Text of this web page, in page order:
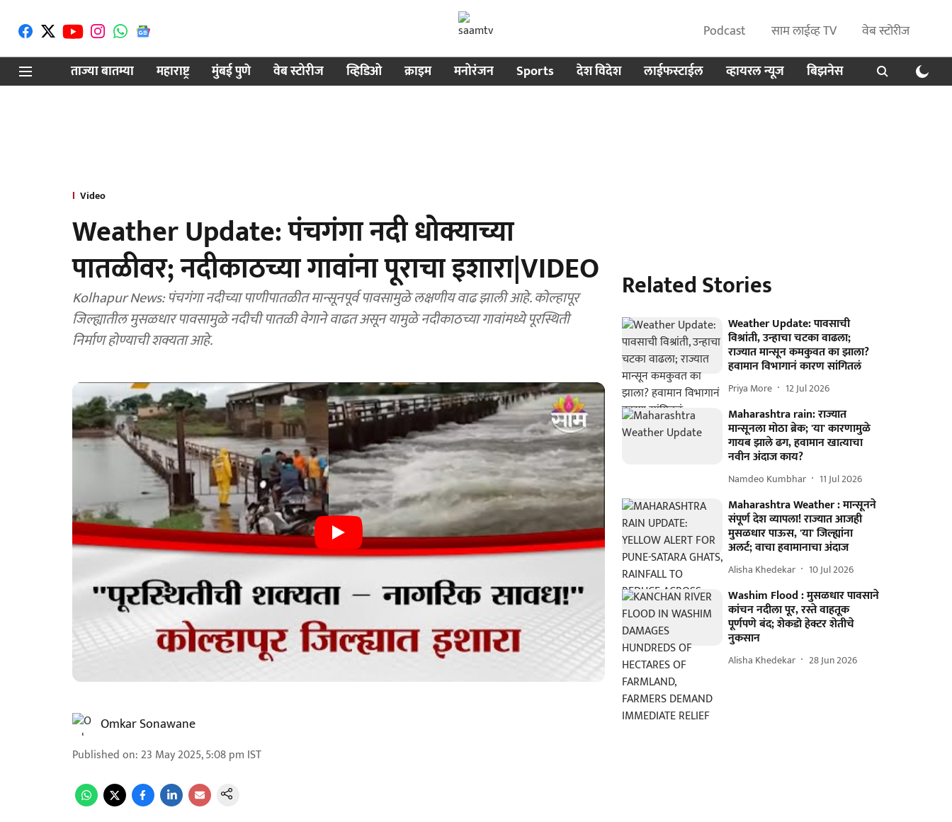
Podcast साम लाईव्ह TV
वेब स्टोरीज
ताज्या बातम्या
महाराष्ट्र मुंबई पुणे वेब स्टोरीज व्हिडिओ क्राइम मनोरंजन Sports देश विदेश लाईफस्टाईल व्हायरल न्यूज बिझनेस
Video
Weather Update: पंचगंगा नदी धोक्याच्या
पातळीवर; नदीकाठच्या गावांना पूराचा इशारा|VIDEO
Kolhapur News: पंचगंगा नदीच्या पाणीपातळीत मान्सूनपूर्व पावसामुळे लक्षणीय वाढ झाली आहे. कोल्हापूर
जिल्ह्यातील मुसळधार पावसामुळे नदीची पातळी वेगाने वाढत असून यामुळे नदीकाठच्या गावांमध्ये पूरस्थिती
निर्माण होण्याची शक्यता आहे.
Omkar Sonawane
Published on: 23 May 2025, 5:08 pm IST
Related Stories
Weather Update: पावसाची
विश्रांती, उन्हाचा चटका वाढला;
राज्यात मान्सून कमकुवत का झाला?
हवामान विभागानं कारण सांगितलं
Priya More 12 Jul 2026
Maharashtra rain: राज्यात
मान्सूनला मोठा ब्रेक; 'या' कारणामुळे
गायब झाले ढग, हवामान खात्याचा
नवीन अंदाज काय?
Namdeo Kumbhar 11 Jul 2026
Maharashtra Weather : मान्सूनने
संपूर्ण देश व्यापला! राज्यात आजही
मुसळधार पाऊस, 'या' जिल्ह्यांना
अलर्ट; वाचा हवामानाचा अंदाज
Alisha Khedekar 10 Jul 2026
Washim Flood : मुसळधार पावसाने
कांचन नदीला पूर, रस्ते वाहतूक
पूर्णपणे बंद; शेकडो हेक्टर शेतीचे
नुकसान
Alisha Khedekar 28 Jun 2026